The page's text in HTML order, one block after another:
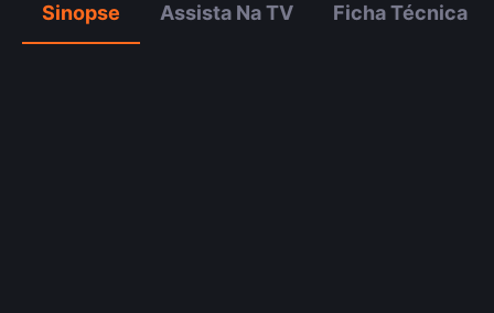
Sinopse Assista Na TV Ficha Técnica